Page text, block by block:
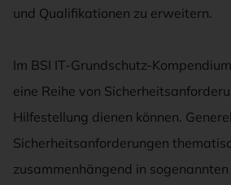
und Qualifikationen zu erweitern.
Im BSI IT-Grundschutz-
eine Reihe von
Hilfestellung dienen können.
Sicherheitsanforderungen
zusammenhängend in